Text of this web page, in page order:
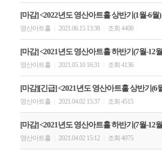
[마감] <2022년도 영산아트홀 상반기(1월-6월
영산아트홀 2021.06.15 13:38 조회 4408
[마감] <2021년도 영산아트홀 하반기(7월-12
영산아트홀 2021.05.10 16:31 조회 4136
[마감][긴급] <2021년도 영산아트홀 상반기(6
영산아트홀 2021.04.02 15:37 조회 4515
[마감] <2021년도 영산아트홀 하반기(7월-12
영산아트홀 2021.04.02 15:12 조회 4075